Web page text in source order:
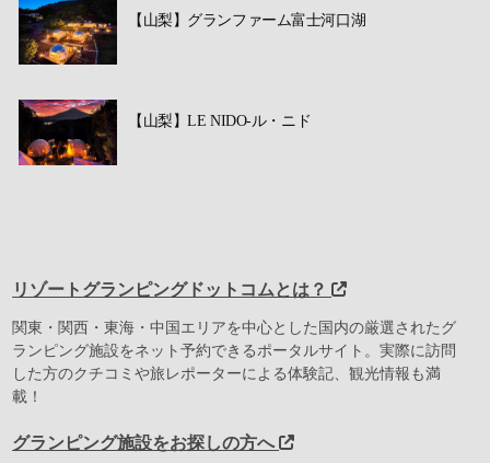
【山梨】グランファーム富士河口湖
【山梨】LE NIDO-ル・ニド
リゾートグランピングドットコムとは？
関東・関西・東海・中国エリアを中心とした国内の厳選されたグ
ランピング施設をネット予約できるポータルサイト。実際に訪問
した方のクチコミや旅レポーターによる体験記、観光情報も満
載！
グランピング施設をお探しの方へ